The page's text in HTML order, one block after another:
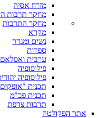
מזרח אסיה
מחקר תרבות
מחקר התרבות
מקרא
נשים ומגדר
ספרות
ערבית ואסלאם
פילוסופיה
פילוסופיה
תכנית
תכנית פכ"מ
תרבות צרפת
אתר הפקולטה